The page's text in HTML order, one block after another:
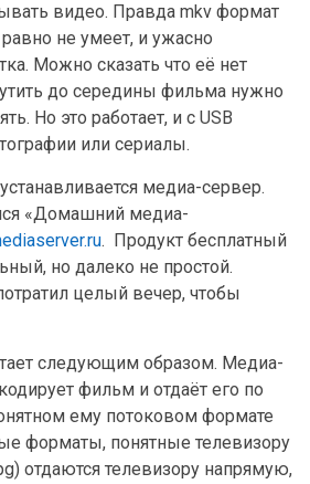
видео. Правда mkv формат
не умеет, и ужасно
Можно сказать что её нет
до середины фильма нужно
Но это работает, и с USB
или сериалы.
медиа-сервер.
«Домашний медиа-
. Продукт бесплатный
но далеко не простой.
целый вечер, чтобы
следующим образом. Медиа-
фильм и отдаёт его по
ему потоковом формате
форматы, понятные телевизору
отдаются телевизору напрямую,